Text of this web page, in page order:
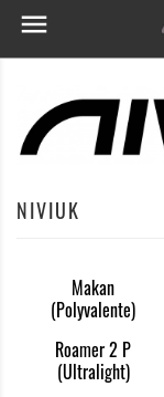

NIVIUK
Makan
(Polyvalente)
Roamer 2 P
(Ultralight)